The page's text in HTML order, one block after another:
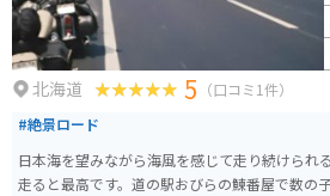
北海道 5 （口コミ1件）
#絶景ロード
日本海を望みながら海風を感じて走り続けられ
走ると最高です。道の駅おびらの鰊番屋で数の